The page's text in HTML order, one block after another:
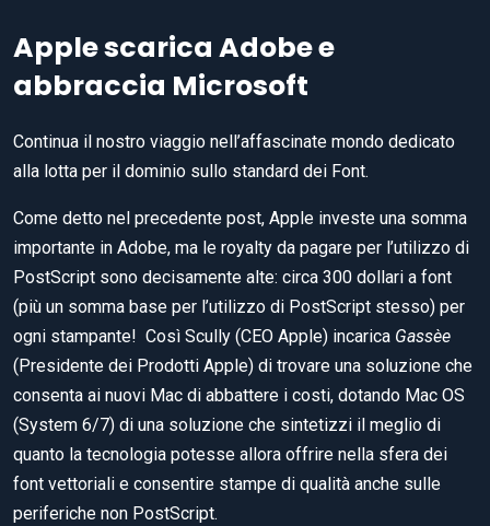
Apple scarica Adobe e
abbraccia Microsoft
Continua il nostro viaggio nell’affascinate mondo dedicato
alla lotta per il dominio sullo standard dei Font.
Come detto nel precedente post, Apple investe una somma
importante in Adobe, ma le royalty da pagare per l’utilizzo di
PostScript sono decisamente alte: circa 300 dollari a font
(più un somma base per l’utilizzo di PostScript stesso) per
ogni stampante! Così Scully (CEO Apple) incarica Gassèe
(Presidente dei Prodotti Apple) di trovare una soluzione che
consenta ai nuovi Mac di abbattere i costi, dotando Mac OS
(System 6/7) di una soluzione che sintetizzi il meglio di
quanto la tecnologia potesse allora offrire nella sfera dei
font vettoriali e consentire stampe di qualità anche sulle
periferiche non PostScript.